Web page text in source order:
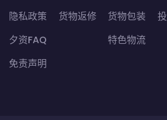
隐私政策
夕资FAQ
免责声明
货物返修
货物包装
特色物流